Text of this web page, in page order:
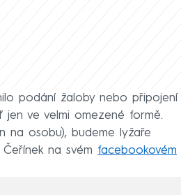
podání žaloby nebo připojení
jen ve velmi omezené formě.
na osobu), budeme lyžaře
na svém facebookovém